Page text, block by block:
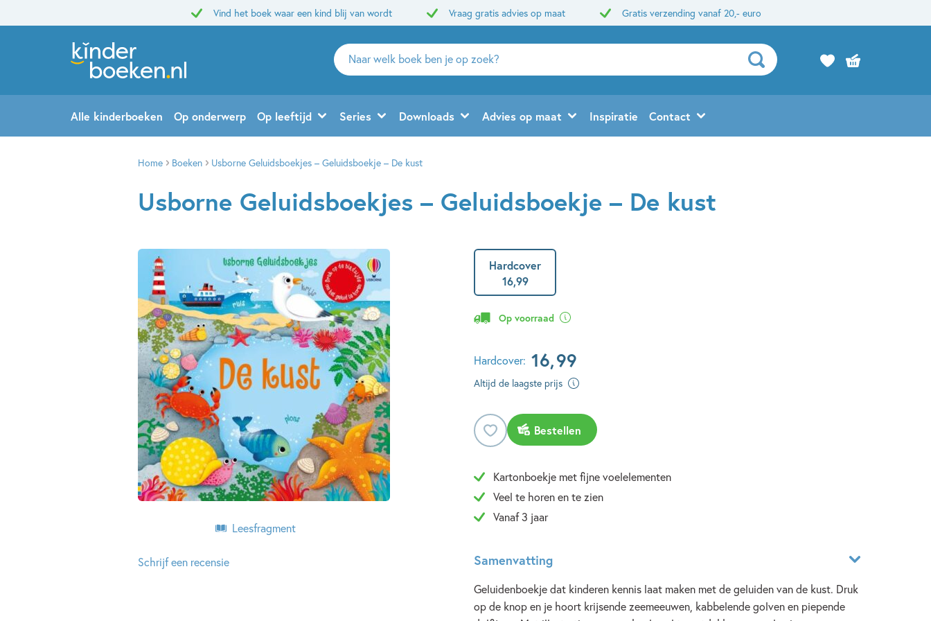
Vind het boek waar een kind blij van wordt Vraag gratis advies op maat Gratis verzending vanaf 20,- euro
Zoeken
naar
en
uitgevers
Alle kinderboeken Op onderwerp Op leeftijd Series Downloads Advies op maat Inspiratie Contact
Home Boeken Usborne Geluidsboekjes – Geluidsboekje – De kust
Usborne Geluidsboekjes – Geluidsboekje – De kust
Leesfragment
Schrijf een recensie
Hardcover
16,99
Op voorraad
Hardcover: 16,99
Altijd de laagste prijs
Bestellen
Kartonboekje met fijne voelelementen
Veel te horen en te zien
Vanaf 3 jaar
Samenvatting
Geluidenboekje dat kinderen kennis laat maken met de geluiden van de kust. Druk
op de knop en je hoort krijsende zeemeeuwen, kabbelende golven en piepende